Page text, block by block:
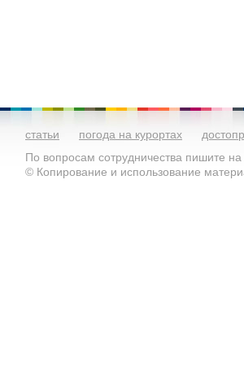
статьи погода на курортах
По вопросам сотрудничества пишите
© Копирование и использование